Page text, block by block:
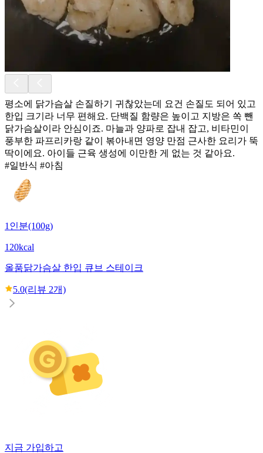
평소에 닭가슴살 손질하기 귀찮았는데 요건 손질도 되어 있고
한입 크기라 너무 편해요. 단백질 함량은 높이고 지방은 쏙 뺀
닭가슴살이라 안심이죠. 마늘과 양파로 잡내 잡고, 비타민이
풍부한 파프리카랑 같이 볶아내면 영양 만점 근사한 요리가 뚝
딱이에요. 아이들 근육 생성에 이만한 게 없는 것 같아요.
#일반식 #아침
1인분(100g)
120kcal
올품닭가슴살 한입 큐브 스테이크
5.0(리뷰 2개)
지금 가입하고